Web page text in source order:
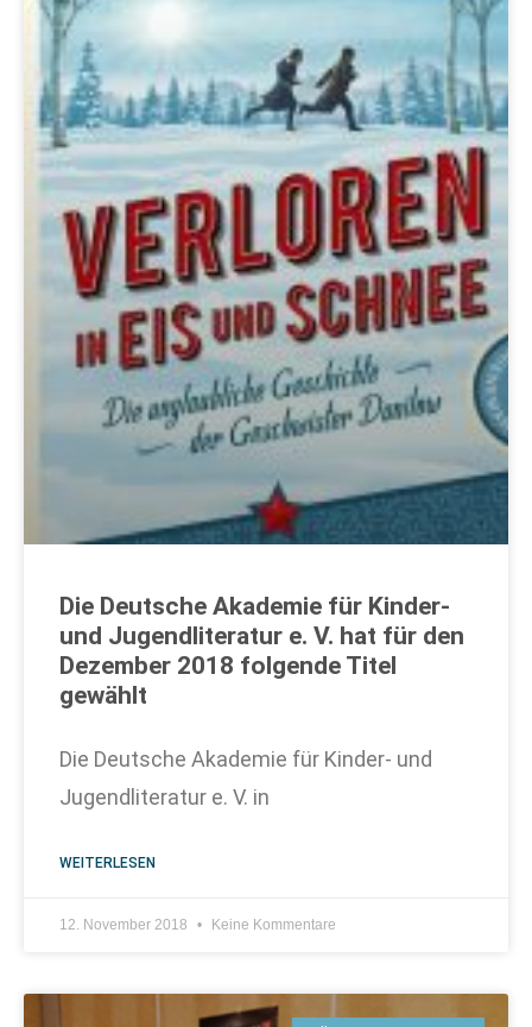
Die Deutsche Akademie für Kinder-
und Jugendliteratur e. V. hat für den
Dezember 2018 folgende Titel
gewählt
Die Deutsche Akademie für Kinder- und
Jugendliteratur e. V. in
WEITERLESEN
12. November 2018 Keine Kommentare